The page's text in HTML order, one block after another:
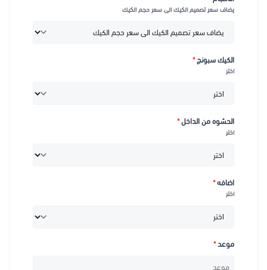
يضاف سعر تصميم الكيك الى سعر حجم الكيك
الكيك سبونج*
اختر
الحشوه من الداخل*
اختر
اضافه*
اختر
موعد*